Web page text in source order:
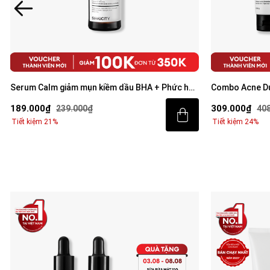
Serum Calm giảm mụn kiềm dầu BHA + Phức hợp
189.000₫ 239.000₫
Tiết kiệm 21%
Combo Acne
309.000₫
Tiết kiệm 24%